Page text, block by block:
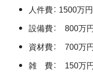
人件費： 1500万円
設備費： 800万
資材費： 700万
雑 費： 150万